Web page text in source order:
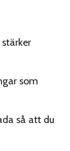
som
så att du